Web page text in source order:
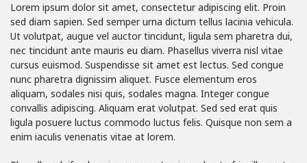
Lorem ipsum dolor sit amet, consectetur adipiscing elit. Proin
sed diam sapien. Sed semper urna dictum tellus lacinia vehicula.
Ut volutpat, augue vel auctor tincidunt, ligula sem pharetra dui,
nec tincidunt ante mauris eu diam. Phasellus viverra nisl vitae
cursus euismod. Suspendisse sit amet est lectus. Sed congue
nunc pharetra dignissim aliquet. Fusce elementum eros
aliquam, sodales nisi quis, sodales magna. Integer congue
convallis adipiscing. Aliquam erat volutpat. Sed sed erat quis
ligula posuere luctus commodo luctus felis. Quisque non sem a
enim iaculis venenatis vitae at lorem.